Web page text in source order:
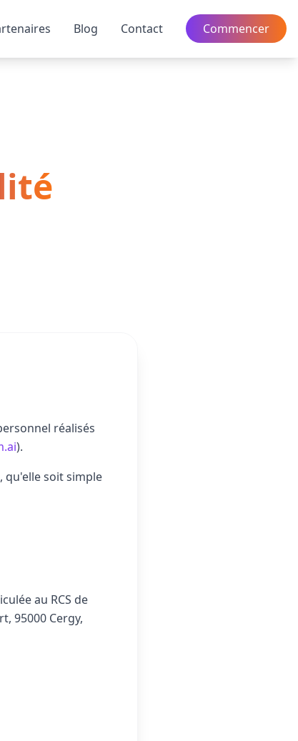
Blog Contact Commencer
réalisés
).
qu'elle soit simple
au RCS de
95000 Cergy,